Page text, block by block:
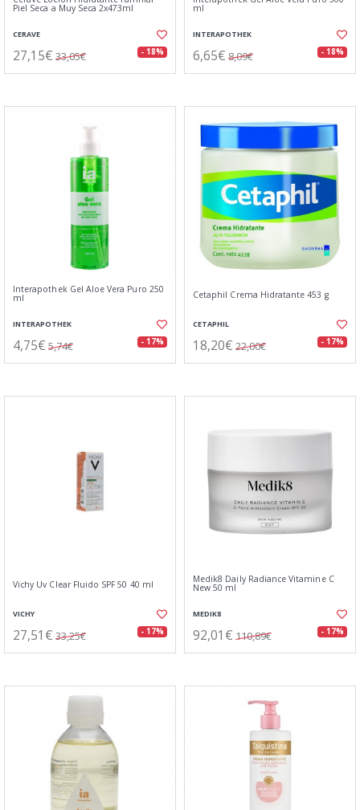
Piel Seca a Muy Seca 2x473ml
CERAVE
27,15€ 33,05€ - 18%
ml
INTERAPOTHEK
6,65€ 8,09€ - 18%
Interapothek Gel Aloe Vera Puro 250
ml
INTERAPOTHEK
4,75€ 5,74€ - 17%
Cetaphil Crema Hidratante 453 g
CETAPHIL
18,20€ 22,00€ - 17%
Vichy Uv Clear Fluido SPF 50 40 ml
VICHY
27,51€ 33,25€ - 17%
Medik8 Daily Radiance Vitamine C
New 50 ml
MEDIK8
92,01€ 110,89€ - 17%